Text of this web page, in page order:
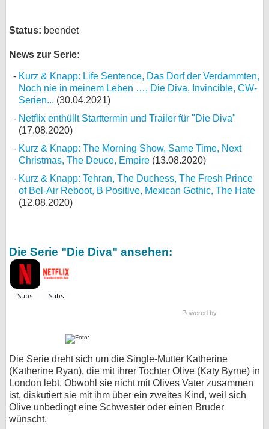
Status: beendet
News zur Serie:
Kurz & Knapp: Life Sentence, Das Dorf der Verdammten,
Noch nie in meinem Leben …, Die Diva, Invincible, CW-
Serien... (30.04.2021)
Netflix enthüllt Starttermin und Trailer für "Die Diva"
(17.08.2020)
Kurz & Knapp: The Morning Show, Same Time, Next
Christmas, The Deuce, Empire (13.08.2020)
Kurz & Knapp: Tehran, The Duchess, The Fresh Prince
of Bel-Air Reboot, B Positive, Mexican Gothic, The Hate
(12.08.2020)
Die Serie "Die Diva" ansehen:
Powered by
Die Serie dreht sich um die Single-Mutter Katherine
(Katherine Ryan), die mit ihrer Tochter Olive (Katy Byrne) in
London lebt. Obwohl sie nicht mit Olives Vater zusammen
ist, diskutiert sie mit ihm über ein zweites Kind, weil sich
Olive unbedingt eine Schwester oder einen Bruder
wünscht.